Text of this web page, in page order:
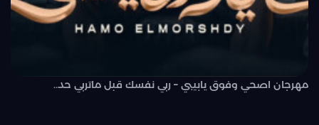
مهرجان اصحي وفوق يابيبي – ربي نفسك قبل ماتربي حد..